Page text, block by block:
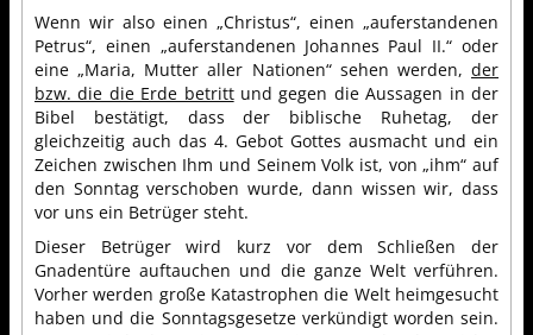
Wenn wir also einen „Christus“, einen „auferstandenen
Petrus“, einen „auferstandenen Johannes Paul II.“ oder
eine „Maria, Mutter aller Nationen“ sehen werden, der
bzw. die die Erde betrittund gegen die Aussagen in der
Bibel bestätigt, dass der biblische Ruhetag, der
gleichzeitig auch das 4. Gebot Gottes ausmacht und ein
Zeichen zwischen Ihm und Seinem Volk ist, von „ihm“ auf
den Sonntag verschoben wurde, dann wissen wir, dass
vor uns ein Betrüger steht.
Dieser Betrüger wird kurz vor dem Schließen der
Gnadentüre auftauchen und die ganze Welt verführen.
Vorher werden große Katastrophen die Welt heimgesucht
haben und die Sonntagsgesetze verkündigt worden sein.